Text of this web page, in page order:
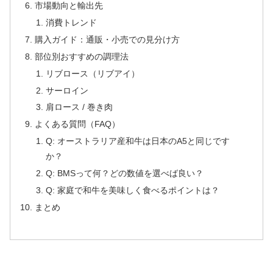
市場動向と輸出先
消費トレンド
購入ガイド：通販・小売での見分け方
部位別おすすめの調理法
リブロース（リブアイ）
サーロイン
肩ロース / 巻き肉
よくある質問（FAQ）
Q: オーストラリア産和牛は日本のA5と同じです
か？
Q: BMSって何？どの数値を選べば良い？
Q: 家庭で和牛を美味しく食べるポイントは？
まとめ